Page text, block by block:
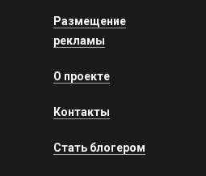
Размещение
рекламы
О проекте
Контакты
Стать блогером